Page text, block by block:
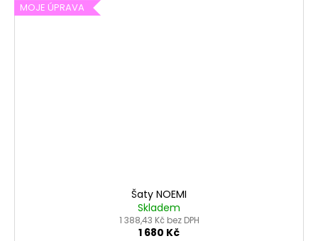
MOJE ÚPRAVA
Šaty NOEMI
Skladem
1 388,43 Kč bez DPH
1 680 Kč